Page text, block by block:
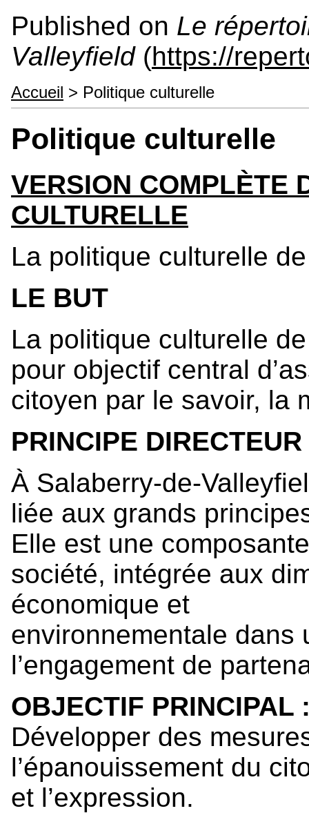
Published on Le
Valleyfield(https://
Accueil > Politique culturelle
Politique culturelle
VERSION COMPLÈTE
CULTURELLE
La politique culturelle
LE BUT
La politique culturelle
pour objectif central
citoyen par le savoir, la
PRINCIPE
À Salaberry-de-
liée aux grands
Elle est une
société, intégrée aux
économique et
environnementale dans
l’engagement de
OBJECTIF PRINCIPAL
Développer des
l’épanouissement du
et l’expression.